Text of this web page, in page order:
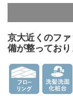
京大近くのフ
備が整っており